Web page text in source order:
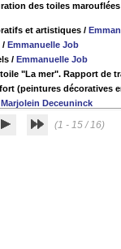
des toiles
et artistiques /
/ Emmanuelle Job
/ Emmanuelle Job
"La mer". Rapport de
(peintures décoratives
Marjolein Deceuninck
(1 - 15 / 16)